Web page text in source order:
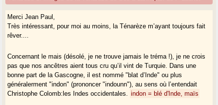
Merci Jean Paul,
Très intéressant, pour moi au moins, la Ténarèze m’ayant toujours fait
rêver....
Concernant le mais (désolé, je ne trouve jamais le tréma !), je ne crois
pas que nos ancêtres aient tous cru qu’il vint de Turquie. Dans une
bonne part de la Gascogne, il est nommé "blat d’Inde" ou plus
généralerment "indon" (prononcer "indounn"), au sens où l’entendait
Christophe Colomb:les Indes occidentales.
indon = blé d'Inde, maïs